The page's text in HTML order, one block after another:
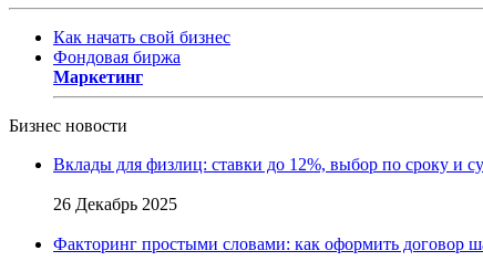
Как начать свой бизнес
Фондовая биржа
Маркетинг
Бизнес новости
Вклады для физлиц: ставки до 12%, выбор по сроку и
26 Декабрь 2025
Факторинг простыми словами: как оформить договор